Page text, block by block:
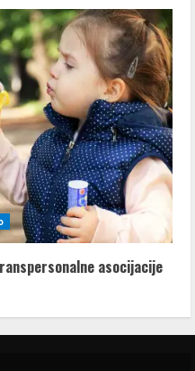
asocijacije